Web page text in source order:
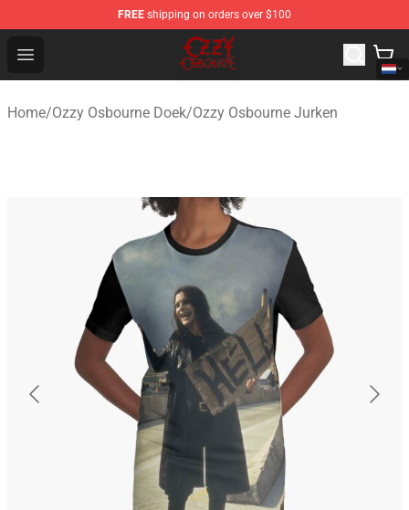
FREE shipping on orders over $100
Open menu
Ozzy Osbourne Store - Official Ozzy Osbourne
Home/Ozzy Osbourne Doek/Ozzy Osbourne Jurken